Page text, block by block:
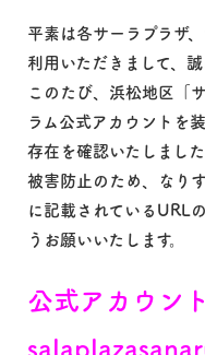
平素は各サーラプラザ
利用いただきまして、
このたび、浜松地区「
ラム公式アカウントを
存在を確認いたしました
被害防止のため、なり
に記載されているURL
うお願いいたします。
公式アカウン